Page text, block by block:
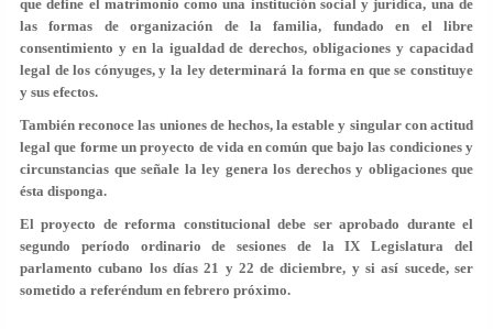
que define el matrimonio como una institución social y jurídica, una de
las formas de organización de la familia, fundado en el libre
consentimiento y en la igualdad de derechos, obligaciones y capacidad
legal de los cónyuges, y la ley determinará la forma en que se constituye
y sus efectos.
También reconoce las uniones de hechos, la estable y singular con actitud
legal que forme un proyecto de vida en común que bajo las condiciones y
circunstancias que señale la ley genera los derechos y obligaciones que
ésta disponga.
El proyecto de reforma constitucional debe ser aprobado durante el
segundo período ordinario de sesiones de la IX Legislatura del
parlamento cubano los días 21 y 22 de diciembre, y si así sucede, ser
sometido a referéndum en febrero próximo.